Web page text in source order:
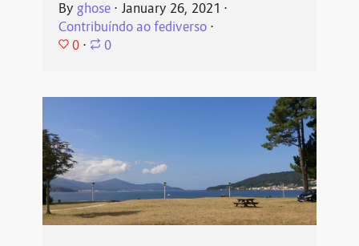
By ghose⋅ January 26, 2021 ⋅
Contribuíndo ao fediverso⋅
0 ⋅ 0